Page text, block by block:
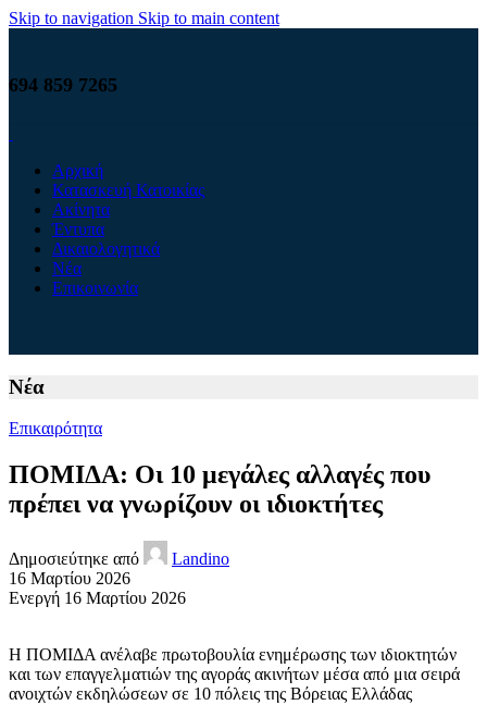
Skip to navigation Skip to main content
694 859 7265
Αρχική
Κατασκευή Κατοικίας
Ακίνητα
Έντυπα
Δικαιολογητικά
Νέα
Επικοινωνία
Νέα
Επικαιρότητα
ΠΟΜΙΔΑ: Oι 10 μεγάλες αλλαγές που
πρέπει να γνωρίζουν οι ιδιοκτήτες
Δημοσιεύτηκε από
Landino
16 Μαρτίου 2026
Ενεργή 16 Μαρτίου 2026
Η ΠΟΜΙΔΑ ανέλαβε πρωτοβουλία ενημέρωσης των ιδιοκτητών
και των επαγγελματιών της αγοράς ακινήτων μέσα από μια σειρά
ανοιχτών εκδηλώσεων σε 10 πόλεις της Βόρειας Ελλάδας